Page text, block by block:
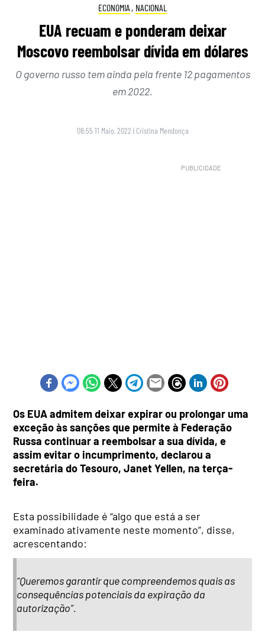
ECONOMIA , NACIONAL
EUA recuam e ponderam deixar
Moscovo reembolsar dívida em dólares
O governo russo tem ainda pela frente 12 pagamentos
em 2022.
08:55 11 Maio, 2022 | Cristina Mendonça
Os EUA admitem deixar expirar ou prolongar uma
exceção às sanções que permite à Federação
Russa continuar a reembolsar a sua dívida, e
assim evitar o incumprimento, declarou a
secretária do Tesouro, Janet Yellen, na terça-
feira.
Esta possibilidade é “algo que está a ser
examinado ativamente neste momento”, disse,
acrescentando:
“Queremos garantir que compreendemos quais as
consequências potenciais da expiração da
autorização”.